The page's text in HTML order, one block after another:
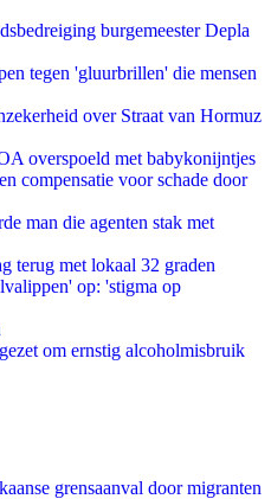
burgemeester Depla
tegen 'gluurbrillen' die mensen
over Straat van Hormuz
overspoeld met babykonijntjes
compensatie voor schade door
man die agenten stak met
terug met lokaal 32 graden
op: 'stigma op
om ernstig alcoholmisbruik
grensaanval door migranten